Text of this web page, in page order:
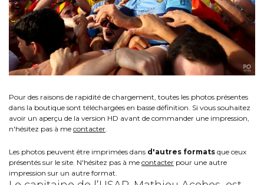
Pour des raisons de rapidité de chargement, toutes les photos présentes
dans la boutique sont téléchargées en basse définition. Si vous souhaitez
avoir un aperçu de la version HD avant de commander une impression,
n'hésitez pas à me contacter
Les photos peuvent être imprimées dans d'autres formats que ceux
présentés sur le site. N'hésitez pas à me contacter pour une autre
impression sur un autre format.